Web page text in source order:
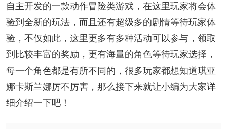
自主开发的一款动作冒险类游戏，在这里玩家将会体
验到全新的玩法，而且还有超级多的剧情等待玩家体
验，不仅如此，这里更多有多种活动可以参与，领取
到比较丰富的奖励，更有海量的角色等待玩家选择，
每一个角色都是有所不同的，很多玩家都想知道琪亚
娜卡斯兰娜厉不厉害，那么接下来就让小编为大家详
细介绍一下吧！